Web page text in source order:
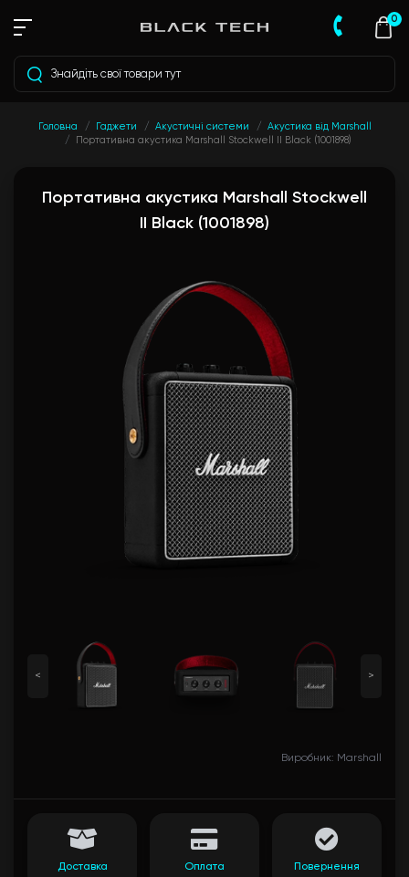
0
Головна Гаджети Акустичні системи
Акустика від Marshall
Портативна акустика Marshall Stockwell II Black (1001898)
Портативна акустика Marshall Stockwell
II Black (1001898)
Виробник: Marshall
< >
Доставка Оплата Повернення